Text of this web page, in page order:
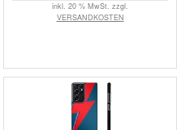
inkl. 20 % MwSt. zzgl.
VERSANDKOSTEN